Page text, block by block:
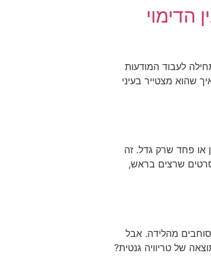
לעבוד המודעות
שהוא מצטייר בעיני
או פחד שרק גדל. זה
שרצים בראש,
מהלידה. אבל
של טריוויה גנטית?